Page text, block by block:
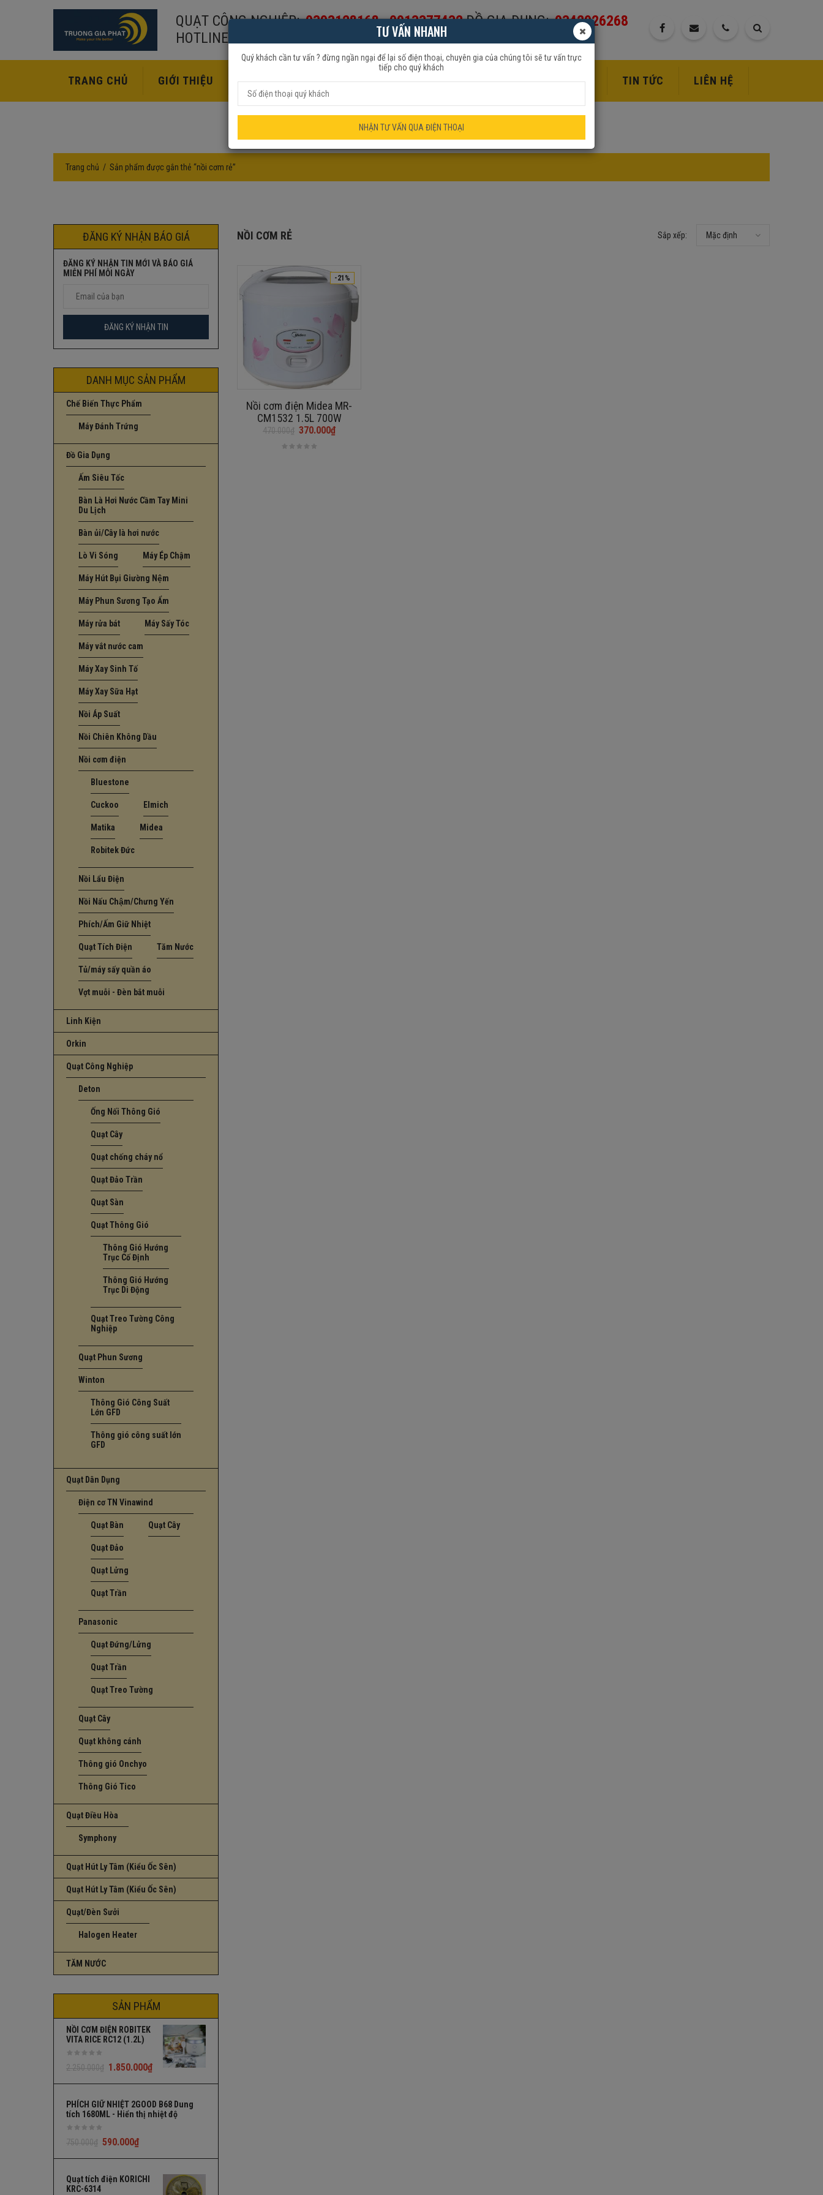
QUẠT CÔNG NGHIỆP: 0393128168-0913377432ĐỒ GIA DỤNG: 0342926268
HOTLINE:
TRANG CHỦ GIỚI THIỆU SẢN PHẨM QUẠT ĐỒ GIA DỤNG KHUYẾN MÃI DỊCH VỤ TIN TỨC LIÊN HỆ
Trang chủ Sản phẩm được gắn thẻ “nồi cơm rẻ”
ĐĂNG KÝ NHẬN BÁO GIÁ
ĐĂNG KÝ NHẬN TIN MỚI VÀ BÁO GIÁ
MIỄN PHÍ MỖI NGÀY
DANH MỤC SẢN PHẨM
Chế Biến Thực Phẩm
Máy Đánh Trứng
Đồ Gia Dụng
Ấm Siêu Tốc
Bàn Là Hơi Nước Cầm Tay Mini
Du Lịch
Bàn ủi/Cây là hơi nước
Lò Vi Sóng Máy Ép Chậm
Máy Hút Bụi Giường Nệm
Máy Phun Sương Tạo Ẩm
Máy rửa bát Máy Sấy Tóc
Máy vắt nước cam
Máy Xay Sinh Tố
Máy Xay Sữa Hạt
Nồi Áp Suất
Nồi Chiên Không Dầu
Nồi cơm điện
Bluestone
Cuckoo Elmich
Matika Midea
Robitek Đức
Nồi Lẩu Điện
Nồi Nấu Chậm/Chưng Yến
Phích/Ấm Giữ Nhiệt
Quạt Tích Điện Tăm Nước
Tủ/máy sấy quần áo
Vợt muỗi - Đèn bắt muỗi
Linh Kiện
Orkin
Quạt Công Nghiệp
Deton
Ống Nối Thông Gió
Quạt Cây
Quạt chống cháy nổ
Quạt Đảo Trần
Quạt Sàn
Quạt Thông Gió
Thông Gió Hướng
Trục Cố Định
Thông Gió Hướng
Trục Di Động
Quạt Treo Tường Công
Nghiệp
Quạt Phun Sương
Winton
Thông Gió Công Suất
Lớn GFD
Thông gió công suất lớn
GFD
Quạt Dân Dụng
Điện cơ TN Vinawind
Quạt Bàn Quạt Cây
Quạt Đảo
Quạt Lửng
Quạt Trần
Panasonic
Quạt Đứng/Lửng
Quạt Trần
Quạt Treo Tường
Quạt Cây
Quạt không cánh
Thông gió Onchyo
Thông Gió Tico
Quạt Điều Hòa
Symphony
Quạt Hút Ly Tâm (Kiểu Ốc Sên)
Quạt Hút Ly Tâm (Kiểu Ốc Sên)
Quạt/Đèn Sưởi
Halogen Heater
TĂM NƯỚC
SẢN PHẨM
NỒI CƠM ĐIỆN ROBITEK
VITA RICE RC12 (1.2L)
2.250.000₫ 1.850.000₫
PHÍCH GIỮ NHIỆT 2GOOD B68 Dung
tích 1680ML - Hiển thị nhiệt độ
750.000₫ 590.000₫
Quạt tích điện KORICHI
KRC-6314
NỒI CƠM RẺ Sắp xếp: Mặc định
-21%
Nồi cơm điện Midea MR-
CM1532 1.5L 700W
470.000₫ 370.000₫
TƯ VẤN NHANH
Quý khách cần tư vấn ? đừng ngần ngại để lại số điện thoại, chuyên gia của chúng tôi sẽ tư vấn trực
tiếp cho quý khách
NHẬN TƯ VẤN QUA ĐIỆN THOẠI